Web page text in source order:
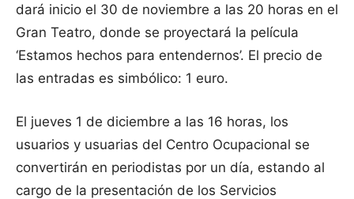
dará inicio el 30 de noviembre a las 20 horas en el
Gran Teatro, donde se proyectará la película
‘Estamos hechos para entendernos’. El precio de
las entradas es simbólico: 1 euro.
El jueves 1 de diciembre a las 16 horas, los
usuarios y usuarias del Centro Ocupacional se
convertirán en periodistas por un día, estando al
cargo de la presentación de los Servicios